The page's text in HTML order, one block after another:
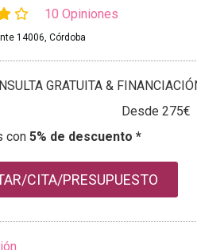
10 Opiniones
14006, Córdoba
GRATUITA &
Desde 275€
con 5% de descuento *
CITA/PRESUPUESTO